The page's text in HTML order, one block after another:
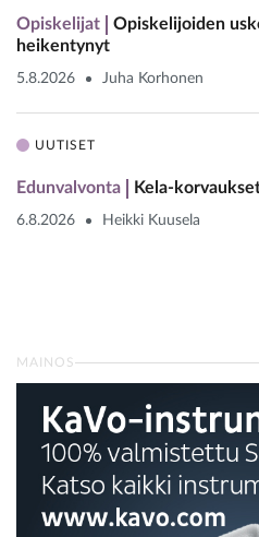
Opiskelijat
Opiskelijoiden
heikentynyt
5.8.2026 Juha Korhonen
UUTISET
Edunvalvonta Kela-
6.8.2026 Heikki Kuusela
MAINOS